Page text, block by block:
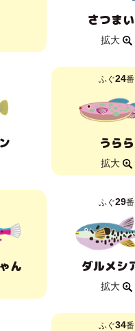
さつま
拡大
ふぐ24番
うらら
拡大
ん
ふぐ29番
ダルメシ
拡大
ふぐ34番